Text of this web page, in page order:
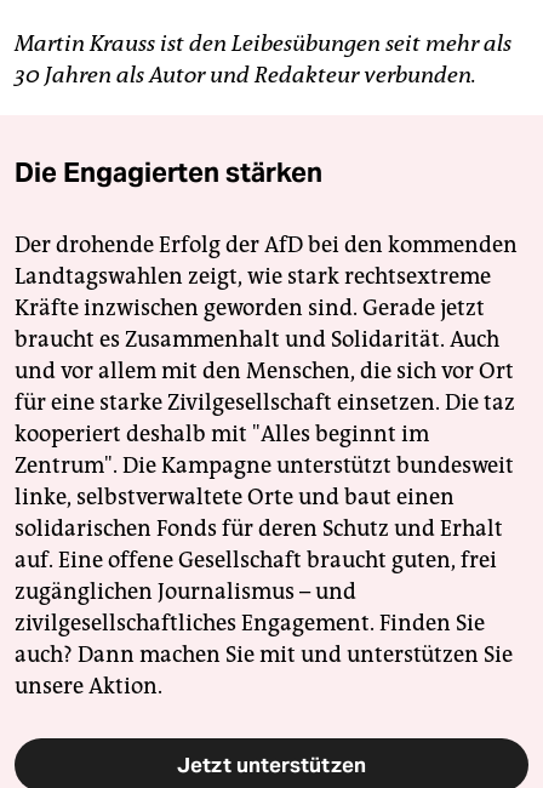
Martin Krauss ist den Leibesübungen seit mehr als
30 Jahren als Autor und Redakteur verbunden.
Die Engagierten stärken
Der drohende Erfolg der AfD bei den kommenden
Landtagswahlen zeigt, wie stark rechtsextreme
Kräfte inzwischen geworden sind. Gerade jetzt
braucht es Zusammenhalt und Solidarität. Auch
und vor allem mit den Menschen, die sich vor Ort
für eine starke Zivilgesellschaft einsetzen. Die taz
kooperiert deshalb mit "Alles beginnt im
Zentrum". Die Kampagne unterstützt bundesweit
linke, selbstverwaltete Orte und baut einen
solidarischen Fonds für deren Schutz und Erhalt
auf. Eine offene Gesellschaft braucht guten, frei
zugänglichen Journalismus – und
zivilgesellschaftliches Engagement. Finden Sie
auch? Dann machen Sie mit und unterstützen Sie
unsere Aktion.
Jetzt unterstützen